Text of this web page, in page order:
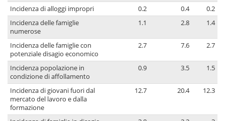
Incidenza di alloggi impropri 0.2 0.4
0.2
Incidenza delle famiglie
numerose
1.1 2.8 1.4
Incidenza delle famiglie con
potenziale disagio economico
2.7 7.6 2.7
Incidenza popolazione in
condizione di affollamento
0.9 3.5 1.5
Incidenza di giovani fuori dal
mercato del lavoro e dalla
formazione
12.7 20.4 12.3